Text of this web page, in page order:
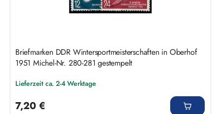
Briefmarken DDR Wintersportmeisterschaften in Oberhof
1951 Michel-Nr. 280-281 gestempelt
Lieferzeit ca. 2-4 Werktage
7,20 €